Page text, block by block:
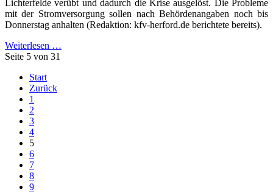
Lichterfelde verübt und dadurch die Krise ausgelöst. Die Probleme
mit der Stromversorgung sollen nach Behördenangaben noch bis
Donnerstag anhalten (Redaktion: kfv-herford.de berichtete bereits).
Weiterlesen …
Seite 5 von 31
Start
Zurück
1
2
3
4
5
6
7
8
9